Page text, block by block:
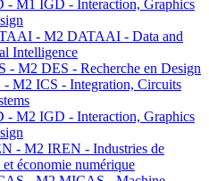
- M1 IGD - Interaction, Graphics
- M2 DATAAI - Data and
Intelligence
- M2 DES - Recherche en Design
M2 ICS - Integration, Circuits
- M2 IGD - Interaction, Graphics
- M2 IREN - Industries de
et économie numérique